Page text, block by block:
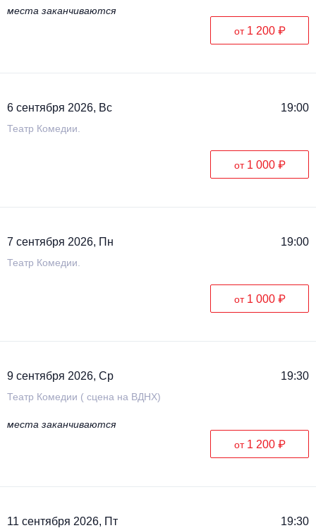
места заканчиваются
от 1 200 ₽
6 сентября 2026, Вс 19:00
Театр Комедии.
от 1 000 ₽
7 сентября 2026, Пн 19:00
Театр Комедии.
от 1 000 ₽
9 сентября 2026, Ср 19:30
Театр Комедии ( сцена на ВДНХ)
места заканчиваются
от 1 200 ₽
11 сентября 2026, Пт 19:30